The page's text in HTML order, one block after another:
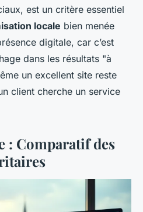
est un critère essentiel
locale bien menée
digitale, car c’est
dans les résultats "à
un excellent site reste
client cherche un service
: Comparatif des